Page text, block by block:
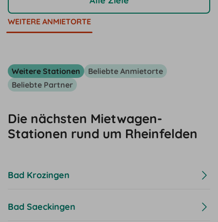
WEITERE ANMIETORTE
Weitere Stationen
Beliebte Anmietorte
Beliebte Partner
Die nächsten Mietwagen-
Stationen rund um Rheinfelden
Bad Krozingen
Bad Saeckingen